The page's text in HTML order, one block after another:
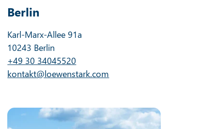
Berlin
Karl-Marx-Allee 91a
10243 Berlin
+49 30 34045520
kontakt@loewenstark.com